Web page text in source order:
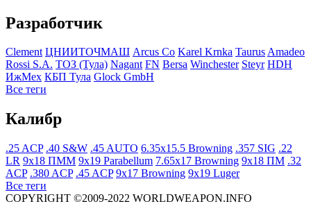
Разработчик
Clement ЦНИИТОЧМАШ Arcus Co Karel Krnka TaurusAmadeo
Rossi S.A. ТОЗ (Тула) Nagant FN Bersa Winchester Steyr HDH
ИжМех КБП Тула Glock GmbH
Все теги
Калибр
.25 ACP .40 S&W .45 AUTO 6.35x15.5 Browning .357 SIG .22
LR 9x18 ПММ 9x19 Parabellum 7.65x17 Browning 9x18 ПМ .32
ACP .380 ACP .45 ACP 9x17 Browning 9x19 Luger
Все теги
COPYRIGHT ©2009-2022 WORLDWEAPON.INFO